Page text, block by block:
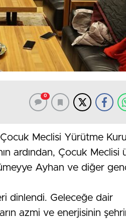
0
Meclisi Yürütme
ardından, Çocuk Meclisi
Ayhan ve diğer
dinlendi. Geleceğe dair
azmi ve enerjisinin